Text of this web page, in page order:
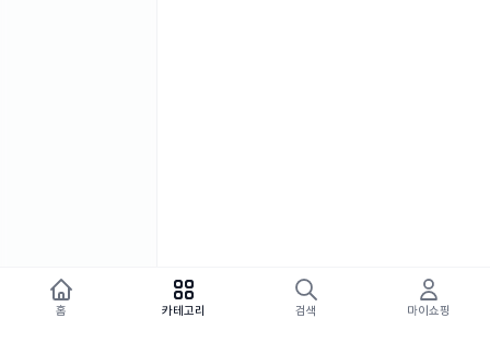
홈 카테고리 검색 마이쇼핑